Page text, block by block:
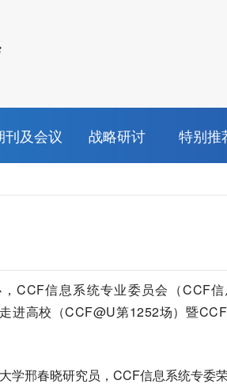
刊及会议 战略研讨 特别推
CCF信息系统专业委员会（CCF
进高校（CCF@U第1252场）暨
邢春晓研究员，CCF信息系统专委荣